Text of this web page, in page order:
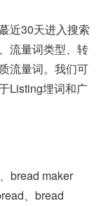
近30天进入搜索
流量词类型、转
流量词。我们可
Listing埋词和广
bread maker
、bread